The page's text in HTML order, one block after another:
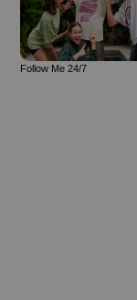
Follow Me 24/7